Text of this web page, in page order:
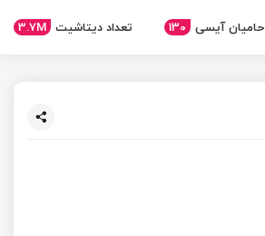
حامیان آیسی 130 تعداد دیتاشیت 3.7M